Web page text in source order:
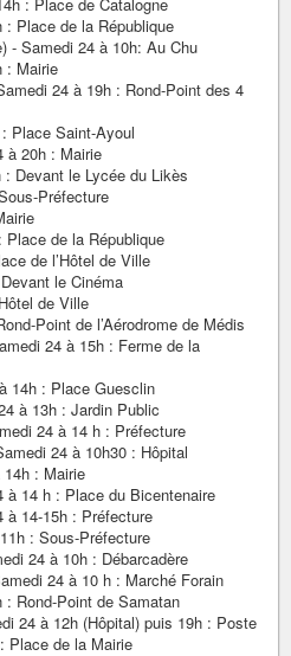
Place de la République
- Samedi 24 à 10h: Au Chu
: Mairie
24 à 19h : Rond-Point des 4
Place Saint-Ayoul
à 20h : Mairie
Devant le Lycée du Likès
Préfecture
de la République
de l’Hôtel de Ville
le Cinéma
de Ville
Point de l’Aérodrome de Médis
24 à 15h : Ferme de la
14h : Place Guesclin
à 13h : Jardin Public
24 à 14 h : Préfecture
24 à 10h30 : Hôpital
: Mairie
à 14 h : Place du Bicentenaire
à 14-15h : Préfecture
: Sous-Préfecture
24 à 10h : Débarcadère
24 à 10 h : Marché Forain
: Rond-Point de Samatan
24 à 12h (Hôpital) puis 19h : Poste
Place de la Mairie